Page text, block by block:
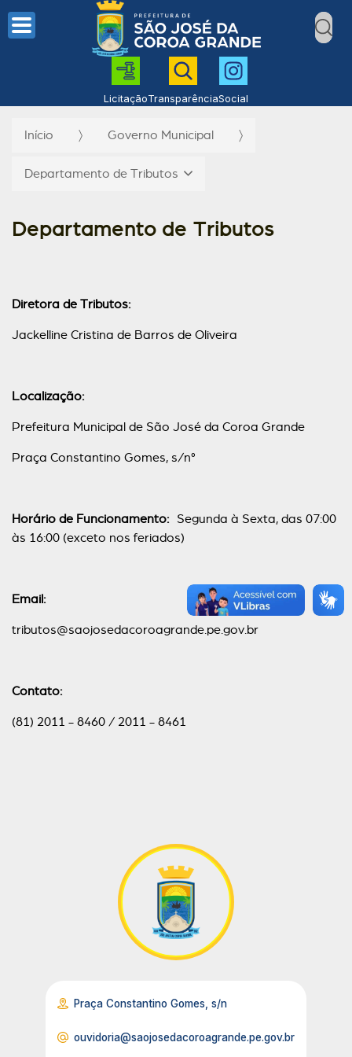
LicitaçãoTransparênciaSocial
Início Governo Municipal
Departamento de Tributos
Departamento de Tributos
Diretora de Tributos:
Jackelline Cristina de Barros de Oliveira
Localização:
Prefeitura Municipal de São José da Coroa Grande
Praça Constantino Gomes, s/n°
Horário de Funcionamento:Segunda à Sexta, das 07:00
às 16:00 (exceto nos feriados)
Email:
tributos@saojosedacoroagrande.pe.gov.br
Contato:
(81) 2011 - 8460 / 2011 - 8461
Praça Constantino Gomes, s/n
ouvidoria@saojosedacoroagrande.pe.gov.br